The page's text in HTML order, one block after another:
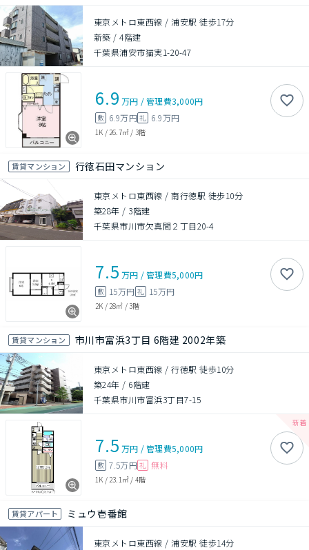
東京メトロ東西線 / 浦安駅 徒歩17分
新築 /4階建
千葉県浦安市猫実1-20-47
6.9 万円 /管理費3,000円
敷 6.9万円礼 6.9万円
1K / 26.7㎡ / 3階
賃貸マンション 行徳石田マンション
東京メトロ東西線 / 南行徳駅 徒歩10分
築28年 / 3階建
千葉県市川市欠真間２丁目20-4
7.5 万円 /管理費5,000円
敷 15万円 礼 15万円
2K / 28㎡ /3階
賃貸マンション 市川市富浜3丁目 6階建 2002年築
東京メトロ東西線 / 行徳駅 徒歩10分
築24年 / 6階建
千葉県市川市富浜3丁目7-15
7.5 万円 /管理費5,000円
敷 7.5万円 礼 無料
1K / 23.1㎡ / 4階
賃貸アパート ミュウ壱番館
東京メトロ東西線 / 浦安駅 徒歩14分